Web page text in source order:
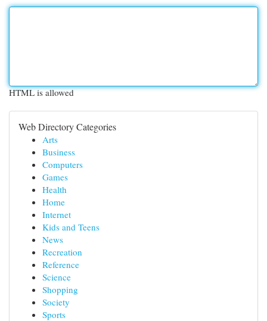
HTML is allowed
Web Directory Categories
Arts
Business
Computers
Games
Health
Home
Internet
Kids and Teens
News
Recreation
Reference
Science
Shopping
Society
Sports